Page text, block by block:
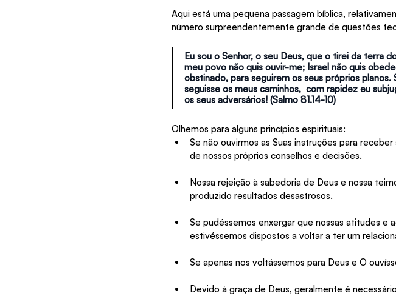
Aqui está uma pequena passagem bíblica,
número surpreendentemente grande de questões
Eu sou o Senhor, o seu Deus, que o tirei da terra
meu povo não quis ouvir-me; Israel não quis
obstinado, para seguirem os seus próprios
seguisse os meus caminhos,  com rapidez eu
os seus adversários! (Salmo 81.14-10)
Olhemos para alguns princípios espirituais:
Se não ouvirmos as Suas instruções para
de nossos próprios conselhos e decisões.
Nossa rejeição à sabedoria de Deus e nossa
produzido resultados desastrosos.
Se pudéssemos enxergar que nossas atitudes e
estivéssemos dispostos a voltar a ter um
Se apenas nos voltássemos para Deus e O
Devido à graça de Deus, geralmente é